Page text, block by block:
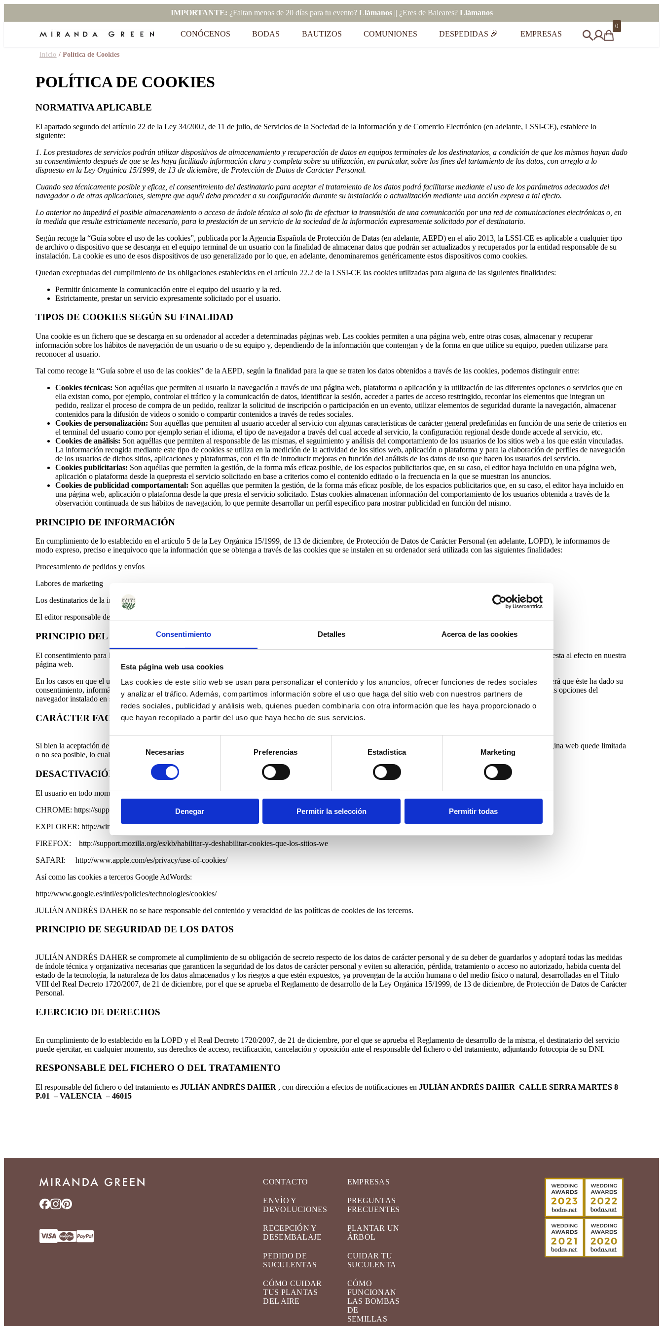
Consentimiento Detalles Acerca de las cookies
Esta página web usa cookies
Las cookies de este sitio web se usan para personalizar el contenido y los anuncios, ofrecer funciones de redes sociales
y analizar el tráfico. Además, compartimos información sobre el uso que haga del sitio web con nuestros partners de
redes sociales, publicidad y análisis web, quienes pueden combinarla con otra información que les haya proporcionado o
que hayan recopilado a partir del uso que haya hecho de sus servicios.
de
consentimiento
Necesarias Preferencias Estadística Marketing
Denegar Permitir la selección Permitir todas
IMPORTANTE: ¿Faltan menos de 20 días para tu evento? Llámanos|| ¿Eres de Baleares? Llámanos
CONÓCENOS BODAS BAUTIZOS COMUNIONES DESPEDIDAS 🎉 EMPRESAS
0
Inicio / Política de Cookies
POLÍTICA DE COOKIES
NORMATIVA APLICABLE
El apartado segundo del artículo 22 de la Ley 34/2002, de 11 de julio, de Servicios de la Sociedad de la Información y de Comercio Electrónico (en adelante, LSSI-CE), establece lo
siguiente:
1. Los prestadores de servicios podrán utilizar dispositivos de almacenamiento y recuperación de datos en equipos terminales de los destinatarios, a condición de que los mismos hayan dado
su consentimiento después de que se les haya facilitado información clara y completa sobre su utilización, en particular, sobre los fines del tartamiento de los datos, con arreglo a lo
dispuesto en la Ley Orgánica 15/1999, de 13 de diciembre, de Protección de Datos de Carácter Personal.
Cuando sea técnicamente posible y eficaz, el consentimiento del destinatario para aceptar el tratamiento de los datos podrá facilitarse mediante el uso de los parámetros adecuados del
navegador o de otras aplicaciones, siempre que aquél deba proceder a su configuración durante su instalación o actualización mediante una acción expresa a tal efecto.
Lo anterior no impedirá el posible almacenamiento o acceso de índole técnica al solo fin de efectuar la transmisión de una comunicación por una red de comunicaciones electrónicas o, en
la medida que resulte estrictamente necesario, para la prestación de un servicio de la sociedad de la información expresamente solicitado por el destinatario.
Según recoge la “Guía sobre el uso de las cookies”, publicada por la Agencia Española de Protección de Datas (en adelante, AEPD) en el año 2013, la LSSI-CE es aplicable a cualquier tipo
de archivo o dispositivo que se descarga en el equipo terminal de un usuario con la finalidad de almacenar datos que podrán ser actualizados y recuperados por la entidad responsable de su
instalación. La cookie es uno de esos dispositivos de uso generalizado por lo que, en adelante, denominaremos genéricamente estos dispositivos como cookies.
Quedan exceptuadas del cumplimiento de las obligaciones establecidas en el artículo 22.2 de la LSSI-CE las cookies utilizadas para alguna de las siguientes finalidades:
Permitir únicamente la comunicación entre el equipo del usuario y la red.
Estrictamente, prestar un servicio expresamente solicitado por el usuario.
TIPOS DE COOKIES SEGÚN SU FINALIDAD
Una cookie es un fichero que se descarga en su ordenador al acceder a determinadas páginas web. Las cookies permiten a una página web, entre otras cosas, almacenar y recuperar
información sobre los hábitos de navegación de un usuario o de su equipo y, dependiendo de la información que contengan y de la forma en que utilice su equipo, pueden utilizarse para
reconocer al usuario.
Tal como recoge la “Guía sobre el uso de las cookies” de la AEPD, según la finalidad para la que se traten los datos obtenidos a través de las cookies, podemos distinguir entre:
Cookies técnicas: Son aquéllas que permiten al usuario la navegación a través de una página web, plataforma o aplicación y la utilización de las diferentes opciones o servicios que en
ella existan como, por ejemplo, controlar el tráfico y la comunicación de datos, identificar la sesión, acceder a partes de acceso restringido, recordar los elementos que integran un
pedido, realizar el proceso de compra de un pedido, realizar la solicitud de inscripción o participación en un evento, utilizar elementos de seguridad durante la navegación, almacenar
contenidos para la difusión de videos o sonido o compartir contenidos a través de redes sociales.
Cookies de personalización: Son aquéllas que permiten al usuario acceder al servicio con algunas características de carácter general predefinidas en función de una serie de criterios en
el terminal del usuario como por ejemplo serian el idioma, el tipo de navegador a través del cual accede al servicio, la configuración regional desde donde accede al servicio, etc.
Cookies de análisis: Son aquéllas que permiten al responsable de las mismas, el seguimiento y análisis del comportamiento de los usuarios de los sitios web a los que están vinculadas.
La información recogida mediante este tipo de cookies se utiliza en la medición de la actividad de los sitios web, aplicación o plataforma y para la elaboración de perfiles de navegación
de los usuarios de dichos sitios, aplicaciones y plataformas, con el fin de introducir mejoras en función del análisis de los datos de uso que hacen los usuarios del servicio.
Cookies publicitarias: Son aquéllas que permiten la gestión, de la forma más eficaz posible, de los espacios publicitarios que, en su caso, el editor haya incluido en una página web,
aplicación o plataforma desde la quepresta el servicio solicitado en base a criterios como el contenido editado o la frecuencia en la que se muestran los anuncios.
Cookies de publicidad comportamental: Son aquéllas que permiten la gestión, de la forma más eficaz posible, de los espacios publicitarios que, en su caso, el editor haya incluido en
una página web, aplicación o plataforma desde la que presta el servicio solicitado. Estas cookies almacenan información del comportamiento de los usuarios obtenida a través de la
observación continuada de sus hábitos de navegación, lo que permite desarrollar un perfil específico para mostrar publicidad en función del mismo.
PRINCIPIO DE INFORMACIÓN
En cumplimiento de lo establecido en el artículo 5 de la Ley Orgánica 15/1999, de 13 de diciembre, de Protección de Datos de Carácter Personal (en adelante, LOPD), le informamos de
modo expreso, preciso e inequívoco que la información que se obtenga a través de las cookies que se instalen en su ordenador será utilizada con las siguientes finalidades:
Procesamiento de pedidos y envíos
Labores de marketing
Los destinatarios de la información que se obtenga a través de las cookies que se instalen en su ordenador serán las siguientes entidades:
El editor responsable de la web y responsable del tratamiento: JULIÁN ANDRÉS DAHER
PRINCIPIO DEL CONSENTIMIENTO
El consentimiento para la instalación de las cookies se entenderá prestado a través de la marcación de la casilla relativa a la aceptación de la “Política de cookies” dispuesta al efecto en nuestra
página web.
En los casos en que el usuario no manifieste expresamente si acepta o no la instalación de las cookies, pero continúe utilizando la página web o la aplicación se entenderá que éste ha dado su
consentimiento, informándole expresamente nuestra entidad de la posibilidad de bloquear o eliminar las cookies instaladas en su equipo mediante la configuración de las opciones del
navegador instalado en su ordenador.
CARÁCTER FACULTATIVO DE LA INSTALACIÓN DE COOKIES
Si bien la aceptación de la instalación de las cookies en su ordenador es facultativa para usted, la negativa a su instalación puede suponer que la funcionalidad de la página web quede limitada
o no sea posible, lo cual imposibilitaba la prestación de servicios por parte de nuestra entidad a través de la mismo.
DESACTIVACIÓN DE COOKIES
El usuario en todo momento podrá cambiar la configuración de las cookies, bloquearlas o desactivarlas. Para ello le facilitamos el modo en los principales navegadores.
CHROME: https://support.google.com/chrome/answer/95647?hl=es
EXPLORER: http://windows.microsoft.com/es-es/windows-vista/Block-or-allow-cookies
FIREFOX: http://support.mozilla.org/es/kb/habilitar-y-deshabilitar-cookies-que-los-sitios-we
SAFARI: http://www.apple.com/es/privacy/use-of-cookies/
Así como las cookies a terceros Google AdWords:
http://www.google.es/intl/es/policies/technologies/cookies/
JULIÁN ANDRÉS DAHER no se hace responsable del contenido y veracidad de las políticas de cookies de los terceros.
PRINCIPIO DE SEGURIDAD DE LOS DATOS
JULIÁN ANDRÉS DAHER se compromete al cumplimiento de su obligación de secreto respecto de los datos de carácter personal y de su deber de guardarlos y adoptará todas las medidas
de índole técnica y organizativa necesarias que garanticen la seguridad de los datos de carácter personal y eviten su alteración, pérdida, tratamiento o acceso no autorizado, habida cuenta del
estado de la tecnología, la naturaleza de los datos almacenados y los riesgos a que estén expuestos, ya provengan de la acción humana o del medio físico o natural, desarrolladas en el Título
VIII del Real Decreto 1720/2007, de 21 de diciembre, por el que se aprueba el Reglamento de desarrollo de la Ley Orgánica 15/1999, de 13 de diciembre, de Protección de Datos de Carácter
Personal.
EJERCICIO DE DERECHOS
En cumplimiento de lo establecido en la LOPD y el Real Decreto 1720/2007, de 21 de diciembre, por el que se aprueba el Reglamento de desarrollo de la misma, el destinatario del servicio
puede ejercitar, en cualquier momento, sus derechos de acceso, rectificación, cancelación y oposición ante el responsable del fichero o del tratamiento, adjuntando fotocopia de su DNI.
RESPONSABLE DEL FICHERO O DEL TRATAMIENTO
El responsable del fichero o del tratamiento es JULIÁN ANDRÉS DAHER , con dirección a efectos de notificaciones en JULIÁN ANDRÉS DAHER CALLE SERRA MARTES 8
P.01 – VALENCIA – 46015
CONTACTO EMPRESAS
ENVÍO Y
DEVOLUCIONES
PREGUNTAS
FRECUENTES
RECEPCIÓN Y
DESEMBALAJE
PLANTAR UN
ÁRBOL
PEDIDO DE
SUCULENTAS
CUIDAR TU
SUCULENTA
CÓMO CUIDAR
TUS PLANTAS
DEL AIRE
CÓMO
FUNCIONAN
LAS BOMBAS
DE
SEMILLAS